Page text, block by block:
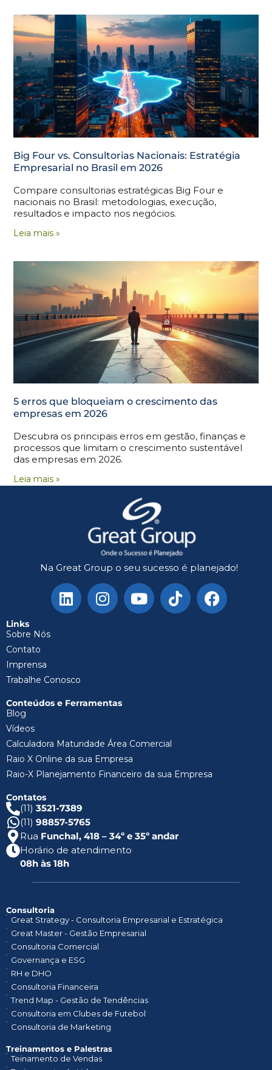
Big Four vs. Consultorias Nacionais: Estratégia
Empresarial no Brasil em 2026
Compare consultorias estratégicas Big Four e
nacionais no Brasil: metodologias, execução,
resultados e impacto nos negócios.
Leia mais »
5 erros que bloqueiam o crescimento das
empresas em 2026
Descubra os principais erros em gestão, finanças e
processos que limitam o crescimento sustentável
das empresas em 2026.
Leia mais »
Na Great Group o seu sucesso é planejado!
Links
Sobre Nós
Contato
Imprensa
Trabalhe Conosco
Conteúdos e Ferramentas
Blog
Vídeos
Calculadora Maturidade Área Comercial
Raio X Online da sua Empresa
Raio-X Planejamento Financeiro da sua Empresa
Contatos
(11) 3521-7389
(11) 98857-5765
Rua Funchal, 418 – 34º e 35º andar
Horário de atendimento
08h às 18h
Consultoria
Great Strategy - Consultoria Empresarial e Estratégica
Great Master - Gestão Empresarial
Consultoria Comercial
Governança e ESG
RH e DHO
Consultoria Financeira
Trend Map - Gestão de Tendências
Consultoria em Clubes de Futebol
Consultoria de Marketing
Treinamentos e Palestras​
Teinamento de Vendas